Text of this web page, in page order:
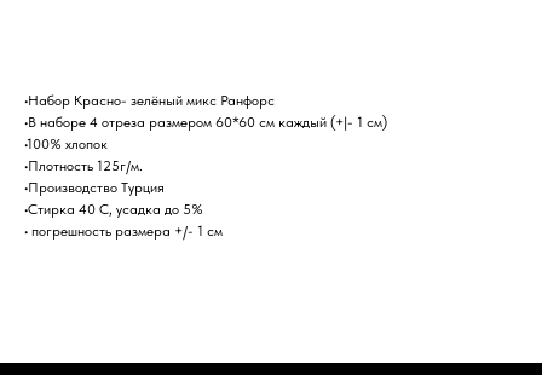
•Набор Красно- зелёный микс Ранфорс
•В наборе 4 отреза размером 60*60 см каждый (+|- 1 см)
•100% хлопок
•Плотность 125г/м.
•Производство Турция
•Стирка 40 С, усадка до 5%
• погрешность размера +/- 1 см